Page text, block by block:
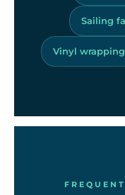
Sailing
Vinyl